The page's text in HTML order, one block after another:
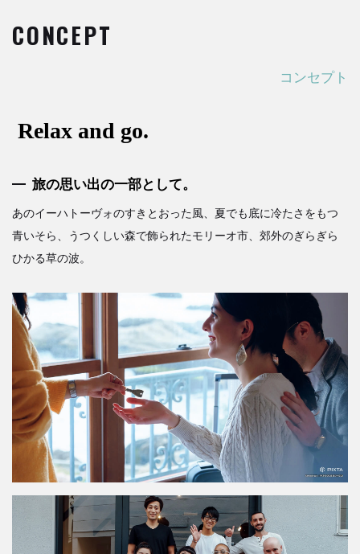
CONCEPT
コンセプト
Relax and go.
旅の思い出の一部として。
あのイーハトーヴォのすきとおった風、夏でも底に冷たさをもつ
青いそら、うつくしい森で飾られたモリーオ市、郊外のぎらぎら
ひかる草の波。